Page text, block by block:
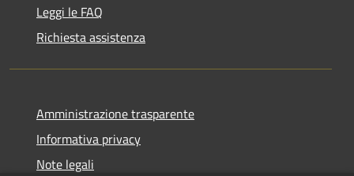
Leggi le FAQ
Richiesta assistenza
Amministrazione trasparente
Informativa privacy
Note legali